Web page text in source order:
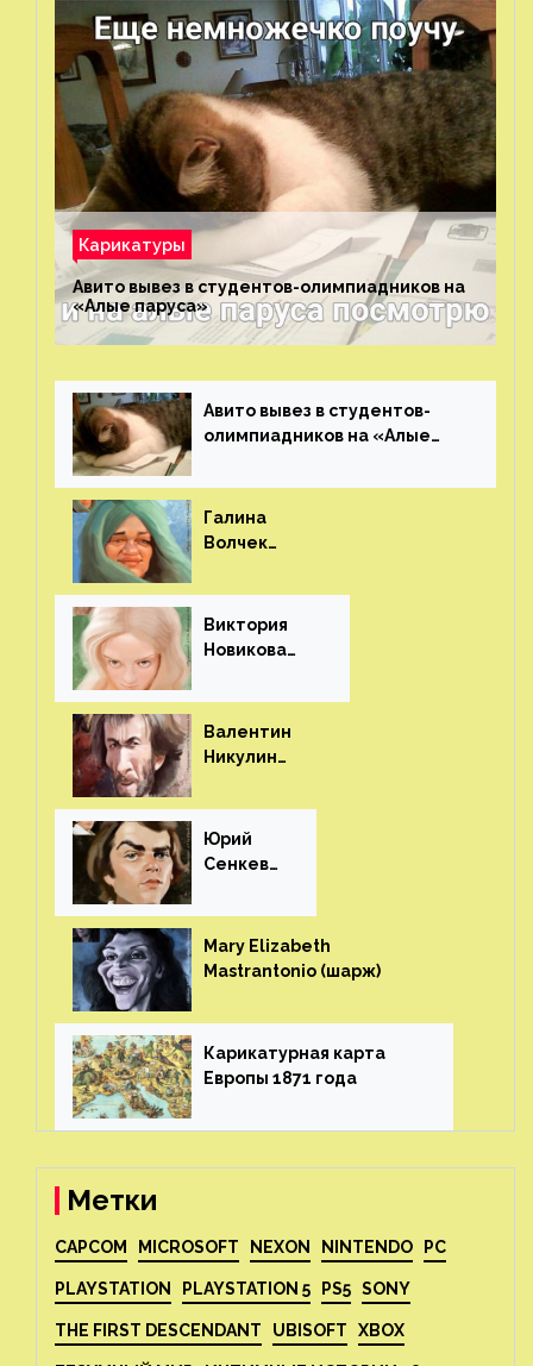
Карикатуры
Авито вывез в студентов-олимпиадников на
«Алые паруса»⁠⁠
Авито вывез в студентов-
олимпиадников на «Алые
Галина
Волчек
Виктория
Новикова
Валентин
Никулин
Юрий
Сенкеви
Mary Elizabeth
Mastrantonio (шарж)⁠⁠
Карикатурная карта
Европы 1871 года⁠⁠
Метки
CAPCOM MICROSOFT NEXON NINTENDO PC
PLAYSTATION PLAYSTATION 5 PS5 SONY
THE FIRST DESCENDANT UBISOFT XBOX